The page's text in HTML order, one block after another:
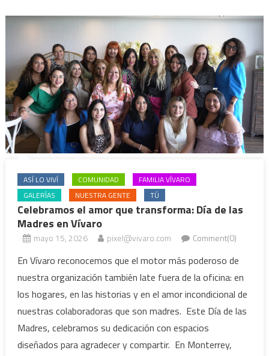
ASÍ LO VIVÍ COMUNIDAD
FAMILIA VÍVARO
GALERÍAS
NUESTRA GENTE TÚ
Celebramos el amor que transforma: Día de las
Madres en Vívaro
mayo 15, 2026 pixel@vivaro.com Comment(0)
En Vívaro reconocemos que el motor más poderoso de
nuestra organización también late fuera de la oficina: en
los hogares, en las historias y en el amor incondicional de
nuestras colaboradoras que son madres. Este Día de las
Madres, celebramos su dedicación con espacios
diseñados para agradecer y compartir. En Monterrey,